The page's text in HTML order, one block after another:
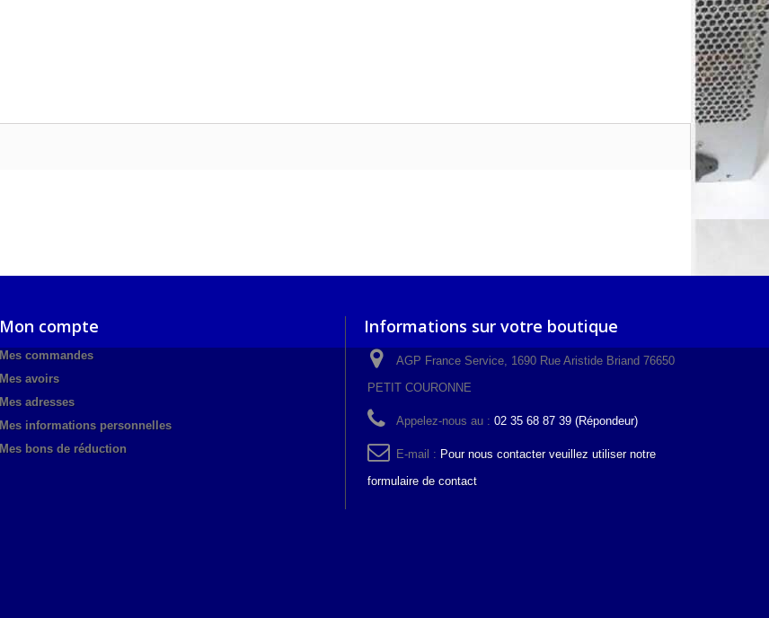
Mon compte
Mes commandes
Mes avoirs
Mes adresses
Mes informations personnelles
Mes bons de réduction
Informations sur votre boutique
AGP France Service, 1690 Rue Aristide Briand 76650
PETIT COURONNE
Appelez-nous au : 02 35 68 87 39 (Répondeur)
E-mail : Pour nous contacter veuillez utiliser notre
formulaire de contact